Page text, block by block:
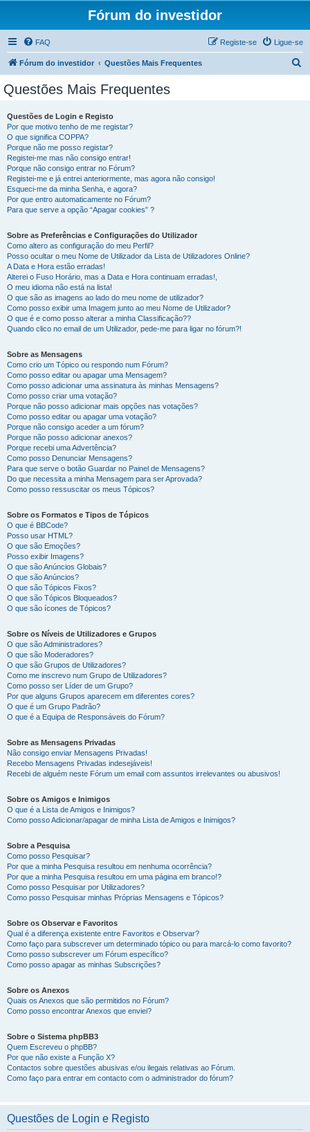
Fórum do investidor
FAQ Ligue-se
Registe-se
Fórum do investidor Questões Mais Frequentes
Questões Mais Frequentes
Questões de Login e Registo
Por que motivo tenho de me registar?
O que significa COPPA?
Porque não me posso registar?
Registei-me mas não consigo entrar!
Porque não consigo entrar no Fórum?
Registei-me e já entrei anteriormente, mas agora não consigo!
Esqueci-me da minha Senha, e agora?
Por que entro automaticamente no Fórum?
Para que serve a opção “Apagar cookies” ?
Sobre as Preferências e Configurações do Utilizador
Como altero as configuração do meu Perfil?
Posso ocultar o meu Nome de Utilizador da Lista de Utilizadores Online?
A Data e Hora estão erradas!
Alterei o Fuso Horário, mas a Data e Hora continuam erradas!,
O meu idioma não está na lista!
O que são as imagens ao lado do meu nome de utilizador?
Como posso exibir uma Imagem junto ao meu Nome de Utilizador?
O que é e como posso alterar a minha Classificação??
Quando clico no email de um Utilizador, pede-me para ligar no fórum?!
Sobre as Mensagens
Como crio um Tópico ou respondo num Fórum?
Como posso editar ou apagar uma Mensagem?
Como posso adicionar uma assinatura às minhas Mensagens?
Como posso criar uma votação?
Porque não posso adicionar mais opções nas votações?
Como posso editar ou apagar uma votação?
Porque não consigo aceder a um fórum?
Porque não posso adicionar anexos?
Porque recebi uma Advertência?
Como posso Denunciar Mensagens?
Para que serve o botão Guardar no Painel de Mensagens?
Do que necessita a minha Mensagem para ser Aprovada?
Como posso ressuscitar os meus Tópicos?
Sobre os Formatos e Tipos de Tópicos
O que é BBCode?
Posso usar HTML?
O que são Emoções?
Posso exibir Imagens?
O que são Anúncios Globais?
O que são Anúncios?
O que são Tópicos Fixos?
O que são Tópicos Bloqueados?
O que são ícones de Tópicos?
Sobre os Níveis de Utilizadores e Grupos
O que são Administradores?
O que são Moderadores?
O que são Grupos de Utilizadores?
Como me inscrevo num Grupo de Utilizadores?
Como posso ser Líder de um Grupo?
Por que alguns Grupos aparecem em diferentes cores?
O que é um Grupo Padrão?
O que é a Equipa de Responsáveis do Fórum?
Sobre as Mensagens Privadas
Não consigo enviar Mensagens Privadas!
Recebo Mensagens Privadas indesejáveis!
Recebi de alguém neste Fórum um email com assuntos irrelevantes ou abusivos!
Sobre os Amigos e Inimigos
O que é a Lista de Amigos e Inimigos?
Como posso Adicionar/apagar de minha Lista de Amigos e Inimigos?
Sobre a Pesquisa
Como posso Pesquisar?
Por que a minha Pesquisa resultou em nenhuma ocorrência?
Por que a minha Pesquisa resultou em uma página em branco!?
Como posso Pesquisar por Utilizadores?
Como posso Pesquisar minhas Próprias Mensagens e Tópicos?
Sobre os Observar e Favoritos
Qual é a diferença existente entre Favoritos e Observar?
Como faço para subscrever um determinado tópico ou para marcá-lo como favorito?
Como posso subscrever um Fórum específico?
Como posso apagar as minhas Subscrições?
Sobre os Anexos
Quais os Anexos que são permitidos no Fórum?
Como posso encontrar Anexos que enviei?
Sobre o Sistema phpBB3
Quem Escreveu o phpBB?
Por que não existe a Função X?
Contactos sobre questões abusivas e/ou ilegais relativas ao Fórum.
Como faço para entrar em contacto com o administrador do fórum?
Questões de Login e Registo